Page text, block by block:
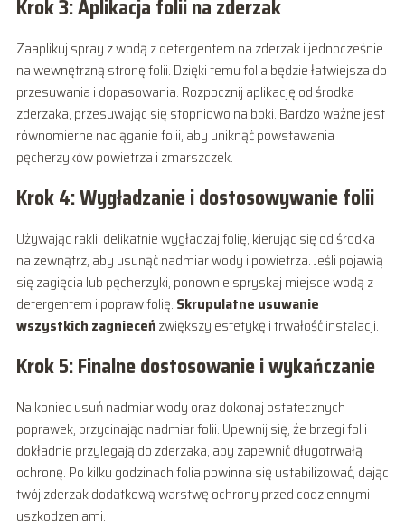
Krok 3: Aplikacja folii na zderzak
Zaaplikuj spray z wodą z detergentem na zderzak i jednocześnie
na wewnętrzną stronę folii. Dzięki temu folia będzie łatwiejsza do
przesuwania i dopasowania. Rozpocznij aplikację od środka
zderzaka, przesuwając się stopniowo na boki. Bardzo ważne jest
równomierne naciąganie folii, aby uniknąć powstawania
pęcherzyków powietrza i zmarszczek.
Krok 4: Wygładzanie i dostosowywanie folii
Używając rakli, delikatnie wygładzaj folię, kierując się od środka
na zewnątrz, aby usunąć nadmiar wody i powietrza. Jeśli pojawią
się zagięcia lub pęcherzyki, ponownie spryskaj miejsce wodą z
detergentem i popraw folię. Skrupulatne usuwanie
wszystkich zagnieceńzwiększy estetykę i trwałość instalacji.
Krok 5: Finalne dostosowanie i wykańczanie
Na koniec usuń nadmiar wody oraz dokonaj ostatecznych
poprawek, przycinając nadmiar folii. Upewnij się, że brzegi folii
dokładnie przylegają do zderzaka, aby zapewnić długotrwałą
ochronę. Po kilku godzinach folia powinna się ustabilizować, dając
twój zderzak dodatkową warstwę ochrony przed codziennymi
uszkodzeniami.